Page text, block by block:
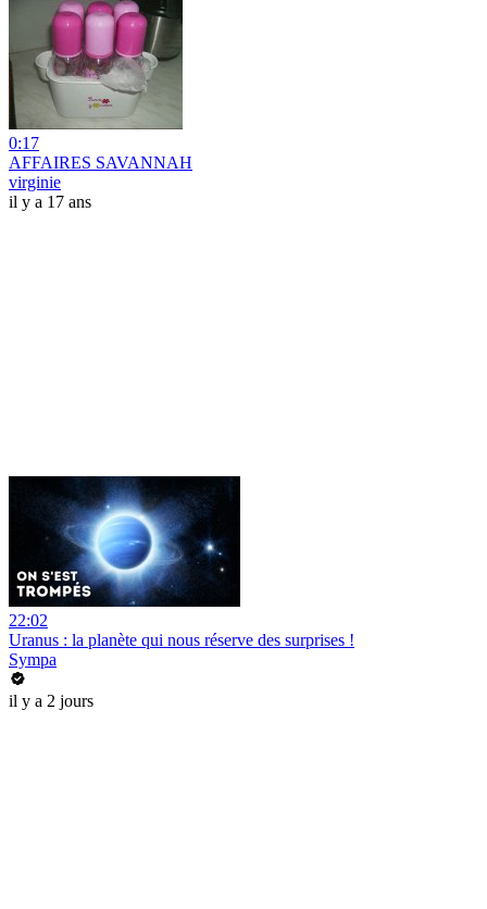
0:17
AFFAIRES SAVANNAH
virginie
il y a 17 ans
22:02
Uranus : la planète qui nous réserve des surprises !
Sympa
il y a 2 jours